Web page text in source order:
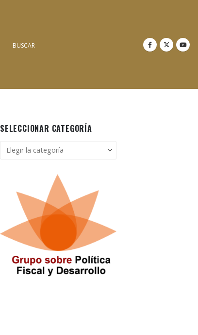
BUSCAR
SELECCIONAR CATEGORÍA
Seleccionar
categoría